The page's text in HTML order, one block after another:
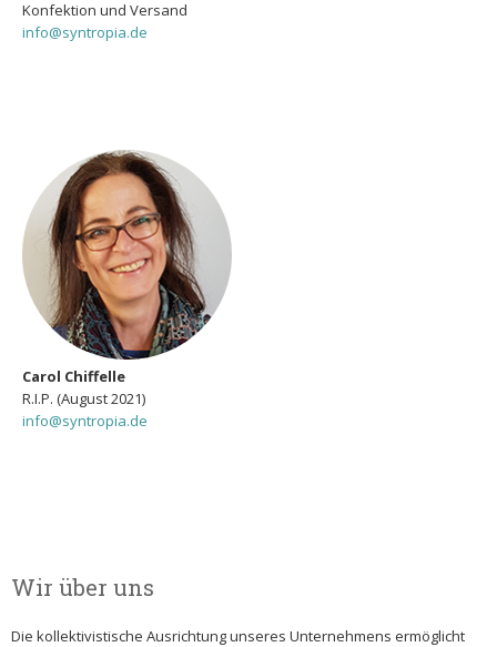
Konfektion und Versand
info@syntropia.de
Carol Chiffelle
R.I.P. (August 2021)
info@syntropia.de
Wir über uns
Die kollektivistische Ausrichtung unseres Unternehmens ermöglicht